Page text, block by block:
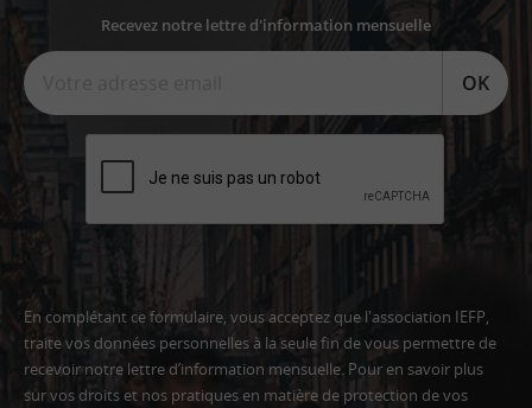
Recevez notre lettre d'information mensuelle
OK
En complétant ce formulaire, vous acceptez que l'association IEFP,
traite vos données personnelles à la seule fin de vous permettre de
recevoir notre lettre d’information mensuelle. Pour en savoir plus
sur vos droits et nos pratiques en matière de protection de vos